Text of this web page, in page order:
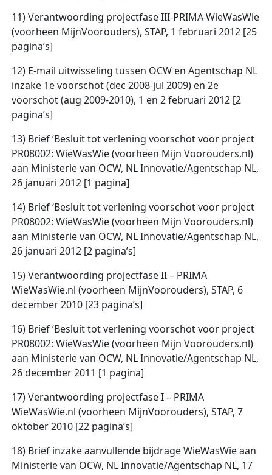
11) Verantwoording projectfase III-PRIMA WieWasWie
(voorheen MijnVoorouders), STAP, 1 februari 2012 [25
pagina’s]
12) E-mail uitwisseling tussen OCW en Agentschap NL
inzake 1e voorschot (dec 2008-jul 2009) en 2e
voorschot (aug 2009-2010), 1 en 2 februari 2012 [2
pagina’s]
13) Brief ‘Besluit tot verlening voorschot voor project
PR08002: WieWasWie (voorheen Mijn Voorouders.nl)
aan Ministerie van OCW, NL Innovatie/Agentschap NL,
26 januari 2012 [1 pagina]
14) Brief ‘Besluit tot verlening voorschot voor project
PR08002: WieWasWie (voorheen Mijn Voorouders.nl)
aan Ministerie van OCW, NL Innovatie/Agentschap NL,
26 januari 2012 [2 pagina’s]
15) Verantwoording projectfase II – PRIMA
WieWasWie.nl (voorheen MijnVoorouders), STAP, 6
december 2010 [23 pagina’s]
16) Brief ‘Besluit tot verlening voorschot voor project
PR08002: WieWasWie (voorheen Mijn Voorouders.nl)
aan Ministerie van OCW, NL Innovatie/Agentschap NL,
26 december 2011 [1 pagina]
17) Verantwoording projectfase I – PRIMA
WieWasWie.nl (voorheen MijnVoorouders), STAP, 7
oktober 2010 [22 pagina’s]
18) Brief inzake aanvullende bijdrage WieWasWie aan
Ministerie van OCW, NL Innovatie/Agentschap NL, 17